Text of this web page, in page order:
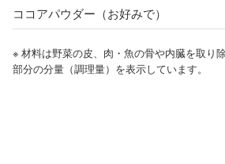
ココアパウダー（お好みで）
※ 材料は野菜の皮、肉・魚の骨や内臓を取り
部分の分量（調理量）を表示しています。